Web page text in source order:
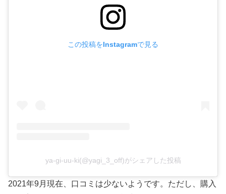
この投稿をInstagramで見る
ya-gi-uu-ki(@yagi_3_off)がシェアした投稿
2021年9月現在、口コミは少ないようです。ただし、購入